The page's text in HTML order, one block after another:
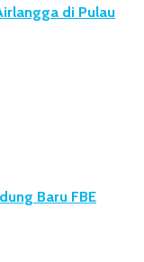
di Pulau
Baru FBE